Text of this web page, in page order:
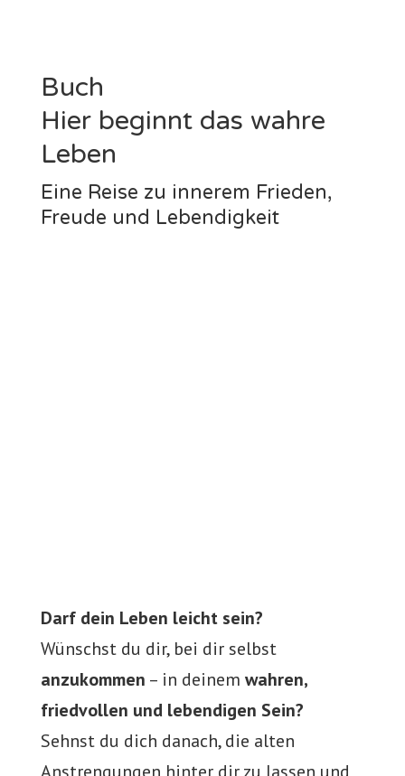
Buch
Hier beginnt das wahre
Leben
Eine Reise zu innerem Frieden,
Freude und Lebendigkeit
Darf dein Leben leicht sein?
Wünschst du dir, bei dir selbst
anzukommen – in deinem wahren,
friedvollen und lebendigen Sein?
Sehnst du dich danach, die alten